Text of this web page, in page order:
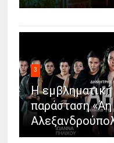
3
Η
παράσταση